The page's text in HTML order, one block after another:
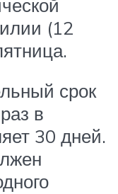
(12
срок
в
30 дней.